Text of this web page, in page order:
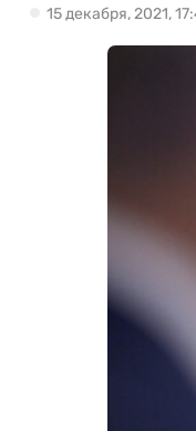
15 декабря, 2021,